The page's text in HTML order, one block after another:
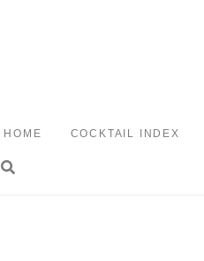
HOME COCKTAIL INDEX
Toggle search